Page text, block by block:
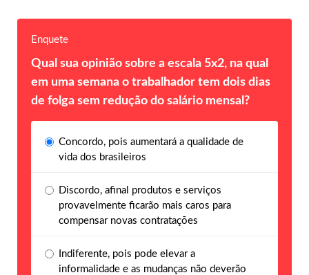
Enquete
Qual sua opinião sobre a escala 5x2, na qual
em uma semana o trabalhador tem dois dias
de folga sem redução do salário mensal?
Concordo, pois aumentará a qualidade de
vida dos brasileiros
Discordo, afinal produtos e serviços
provavelmente ficarão mais caros para
compensar novas contratações
Indiferente, pois pode elevar a
informalidade e as mudanças não deverão